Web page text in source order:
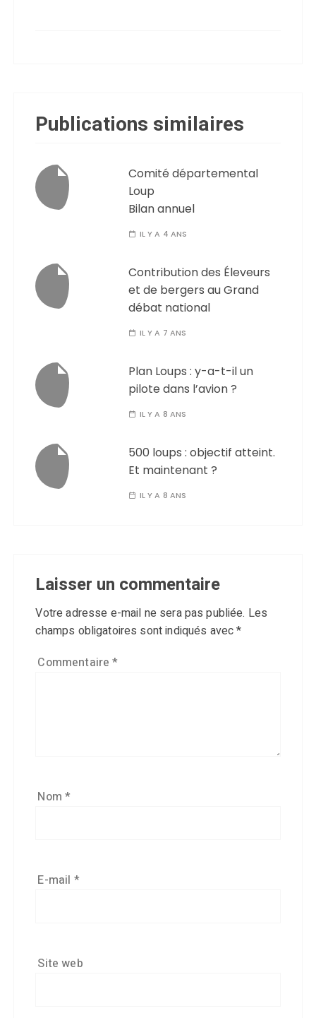
Publications similaires
Comité départemental
Loup
Bilan annuel
IL Y A 4 ANS
Contribution des Éleveurs
et de bergers au Grand
débat national
IL Y A 7 ANS
Plan Loups : y-a-t-il un
pilote dans l’avion ?
IL Y A 8 ANS
500 loups : objectif atteint.
Et maintenant ?
IL Y A 8 ANS
Laisser un commentaire
Votre adresse e-mail ne sera pas publiée. Les
champs obligatoires sont indiqués avec*
Commentaire*
Nom*
E-mail *
Site web